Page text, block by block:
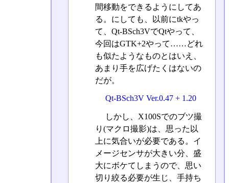
間移動をできるようにしてあ
る。にしても、以前にtkやっ
て、Qt-BSch3VでQtやって、
今回はGTK+2やって……どれ
も似たようなものとはいえ、
あまり手を広げたくはないの
だが。
Qt-BSch3V Ver.0.47 + 1.20
しかし、X100Sでのブツ撮
り(マクロ撮影)は、思った以
上に気合いが必要である。イ
メージセンサが大きい分、盛
大にボケてしまうので、思い
切り絞る必要が生じ、手持ち